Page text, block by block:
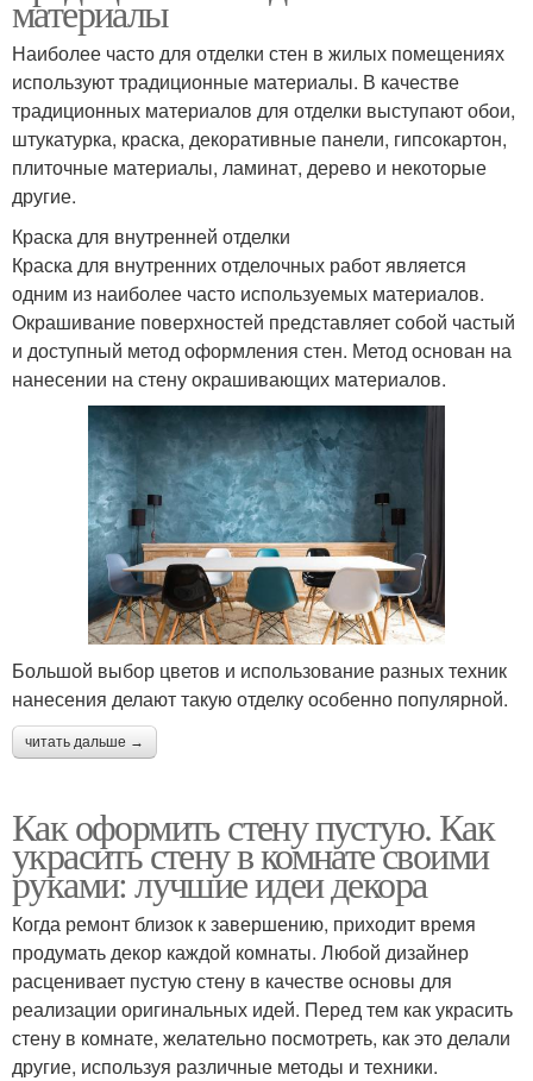
материалы
Наиболее часто для отделки стен в жилых помещениях
используют традиционные материалы. В качестве
традиционных материалов для отделки выступают обои,
штукатурка, краска, декоративные панели, гипсокартон,
плиточные материалы, ламинат, дерево и некоторые
другие.
Краска для внутренней отделки
Краска для внутренних отделочных работ является
одним из наиболее часто используемых материалов.
Окрашивание поверхностей представляет собой частый
и доступный метод оформления стен. Метод основан на
нанесении на стену окрашивающих материалов.
Большой выбор цветов и использование разных техник
нанесения делают такую отделку особенно популярной.
читать дальше →
Как оформить стену пустую. Как
украсить стену в комнате своими
руками: лучшие идеи декора
Когда ремонт близок к завершению, приходит время
продумать декор каждой комнаты. Любой дизайнер
расценивает пустую стену в качестве основы для
реализации оригинальных идей. Перед тем как украсить
стену в комнате, желательно посмотреть, как это делали
другие, используя различные методы и техники.